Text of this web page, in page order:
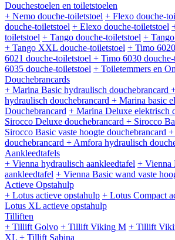
Douchestoelen en toiletstoelen
+ Nemo douche-toiletstoel + Flexo douche-
douche-toiletstoel + Elexo douche-toiletstoel
toiletstoel + Tango douche-toiletstoel +
+ Tango XXL douche-toiletstoel + Timo
6021 douche-toiletstoel + Timo 6030
6035 douche-toiletstoel + Toiletemmers en
Douchebrancards
+ Marina Basic hydraulisch douchebrancard
hydraulisch douchebrancard + Marina basic
Douchebrancard + Marina Deluxe elektrisch
Sirocco Deluxe douchebrancard + Sirocco
Sirocco Basic vaste hoogte douchebrancard
douchebrancard + Amfora hydraulisch
Aankleedtafels
+ Vienna hydraulisch aankleedtafel + Vienna
aankleedtafel + Vienna Basic wand vaste
Actieve Opstahulp
+ Lotus actieve opstahulp + Lotus Compact
Lotus XL actieve opstahulp
Tilliften
+ Tillift Golvo + Tillift Viking M + Tillift
XL + Tillift Sabina